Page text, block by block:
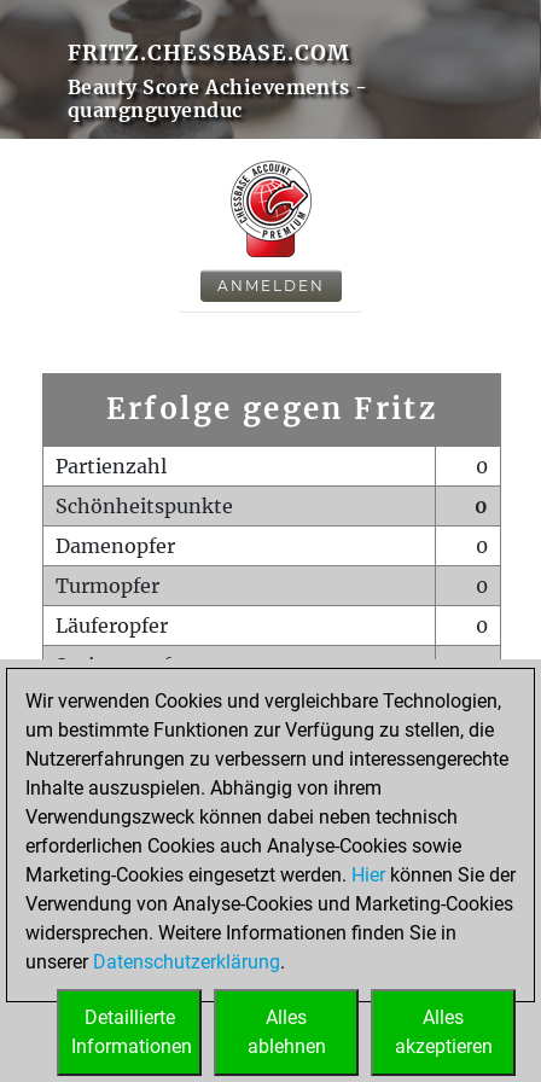
FRITZ.CHESSBASE.COM
Beauty Score Achievements -
quangnguyenduc
ANMELDEN
Erfolge gegen Fritz
Partienzahl
0
Schönheitspunkte
0
Damenopfer
0
Turmopfer
0
Läuferopfer
0
Springeropfer
0
Bauernopfer
0
Matt auf vollem Brett
0
Bauer setzt Matt
Erstickte Matts
Unterverwandlungen
0
Türme auf der siebten
0
STARTSEITE
Wir verwenden Cookies und vergleichbare Technologien,
um bestimmte Funktionen zur Verfügung zu stellen, die
Nutzererfahrungen zu verbessern und interessengerechte
Inhalte auszuspielen. Abhängig von ihrem
Verwendungszweck können dabei neben technisch
erforderlichen Cookies auch Analyse-Cookies sowie
Marketing-Cookies eingesetzt werden. Hierkönnen Sie der
Verwendung von Analyse-Cookies und Marketing-Cookies
widersprechen. Weitere Informationen finden Sie in
unserer Datenschutzerklärung.
Alles
akzeptieren
Alles
ablehnen
Detaillierte
Informationen